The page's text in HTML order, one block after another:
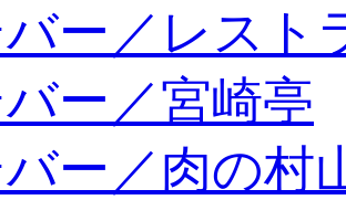
ー／レスト
ー／宮崎亭
ー／肉の村